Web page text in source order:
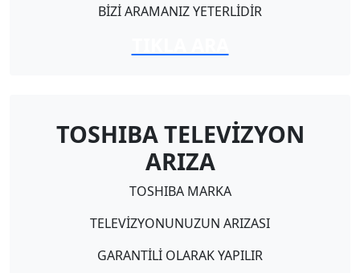
BİZİ ARAMANIZ YETERLİDİR
TOSHIBA TELEVİZYON
ARIZA
TOSHIBA MARKA
TELEVİZYONUNUZUN ARIZASI
GARANTİLİ OLARAK YAPILIR